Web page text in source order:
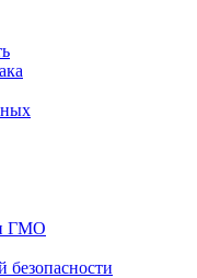
ГМО
безопасности